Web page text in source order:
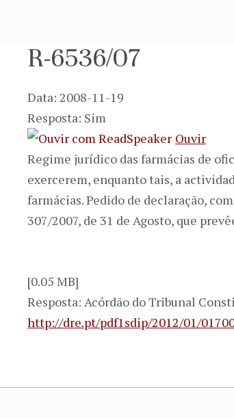
R-6536/07
Data: 2008-11-19
Resposta: Sim
Ouvir
Regime jurídico das farmácias de
exercerem, enquanto tais, a
farmácias. Pedido de declaração,
307/2007, de 31 de Agosto, que
[0.05 MB]
Resposta: Acórdão do Tribunal
http://dre.pt/pdf1sdip/2012/01/